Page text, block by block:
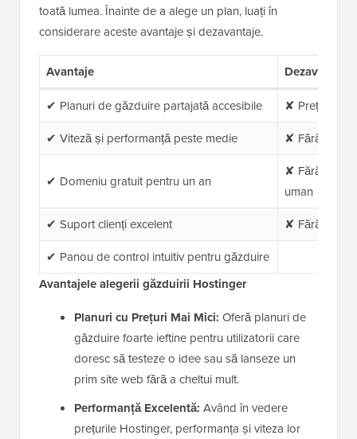
toată lumea. Înainte de a alege un plan, luați în
considerare aceste avantaje și dezavantaje.
Avantaje
Dezavantaje
✔ Planuri de găzduire partajată accesibile
✘ Prețurile
✔ Viteză și performanță peste medie
✘ Fără
✔ Domeniu gratuit pentru un an
✘ Fără
uman
✔ Suport clienți excelent
✘ Fără
✔ Panou de control intuitiv pentru găzduire
Avantajele alegerii găzduirii Hostinger
Planuri cu Prețuri Mai Mici: Oferă planuri de
găzduire foarte ieftine pentru utilizatorii care
doresc să testeze o idee sau să lanseze un
prim site web fără a cheltui mult.
Performanță Excelentă: Având în vedere
prețurile Hostinger, performanța și viteza lor